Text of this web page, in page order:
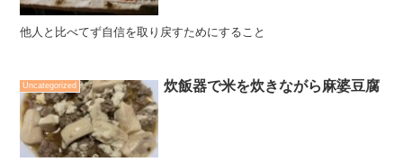
他人と比べてず自信を取り戻すためにすること
Uncategorized 炊飯器で米を炊きながら麻婆豆腐